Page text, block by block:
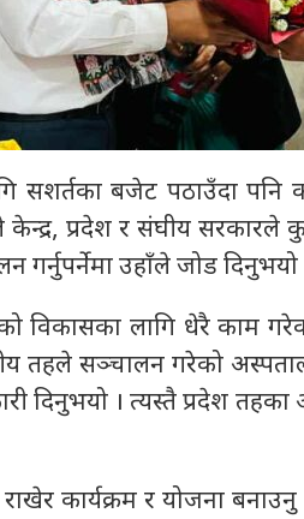
सशर्तका बजेट पठाउँदा
प्रदेश र संघीय सरकारले
गर्नुपर्नेमा उहाँले जोड दिनुभयो
विकासका लागि धेरै
तहले सञ्चालन गरेको
दिनुभयो । त्यस्तै प्रदेश तहका
कार्यक्रम र योजना बनाउनु